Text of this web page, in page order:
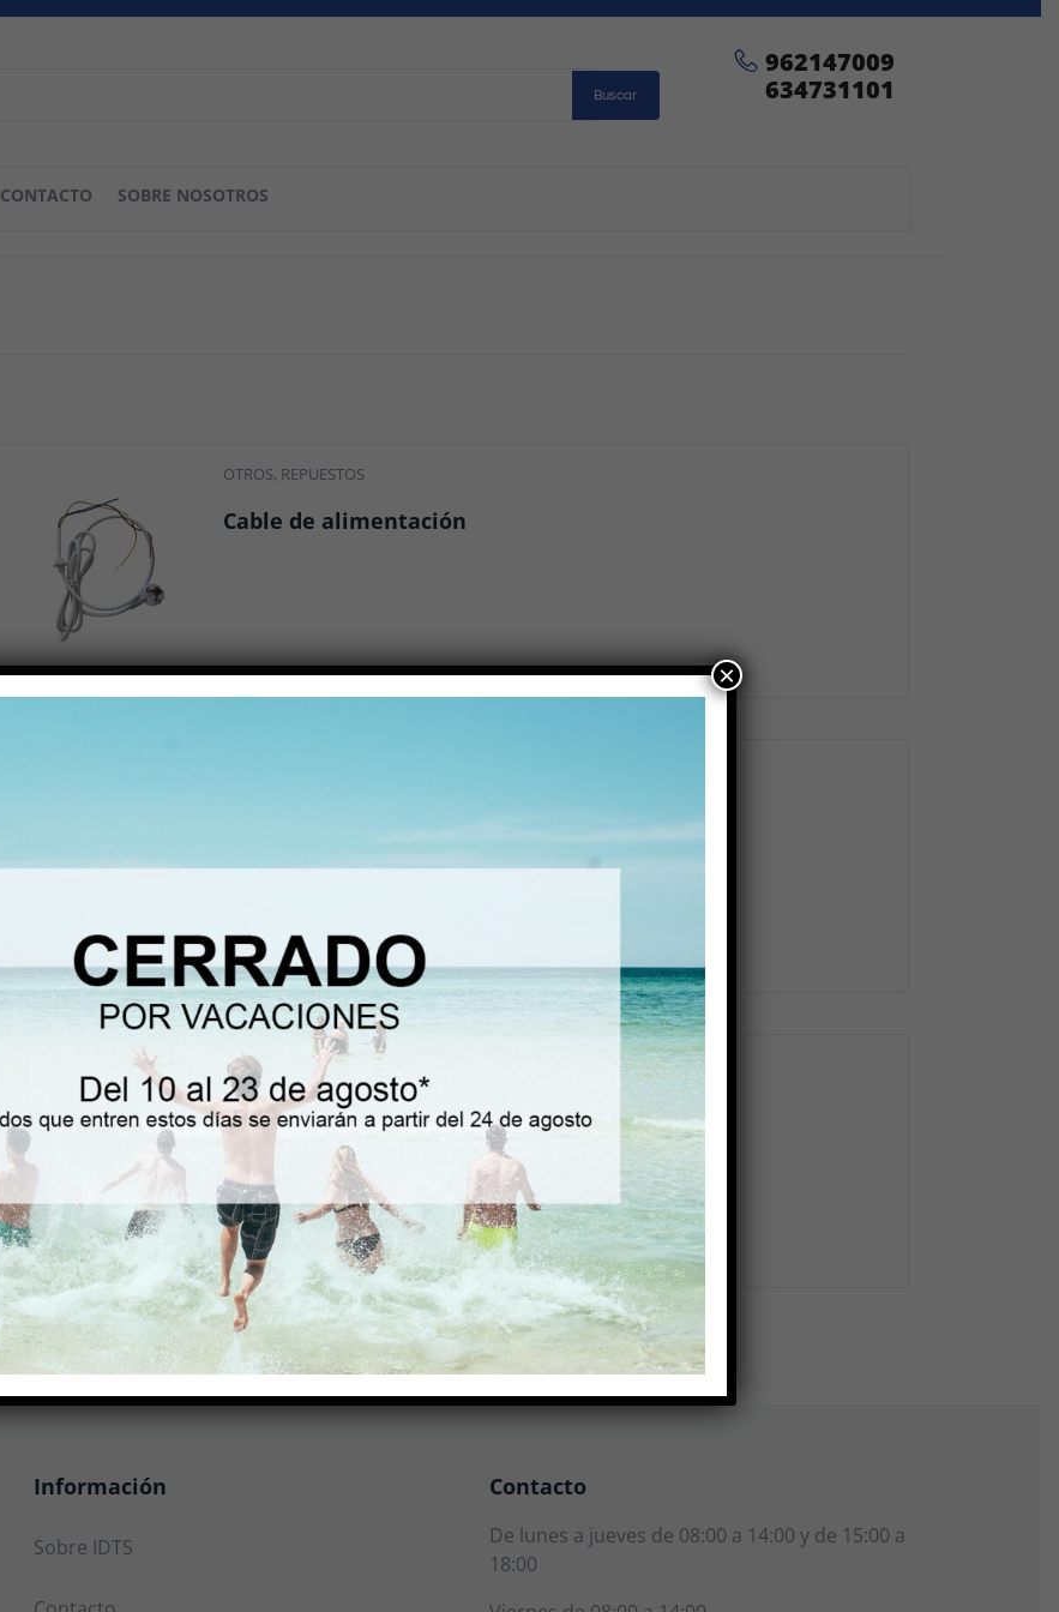
Buscar
962147009
634731101
CONTACTO SOBRE NOSOTROS
OTROS, REPUESTOS
Cable de alimentación
Grifos 1 vía para equipos ósmosis
COMPLEMENTOS
Soporte botella con sistema antipinchazo
Información
Sobre IDTS
Contacto
De lunes a jueves de 08:00 a 14:00 y de 15:00 a
18:00
×